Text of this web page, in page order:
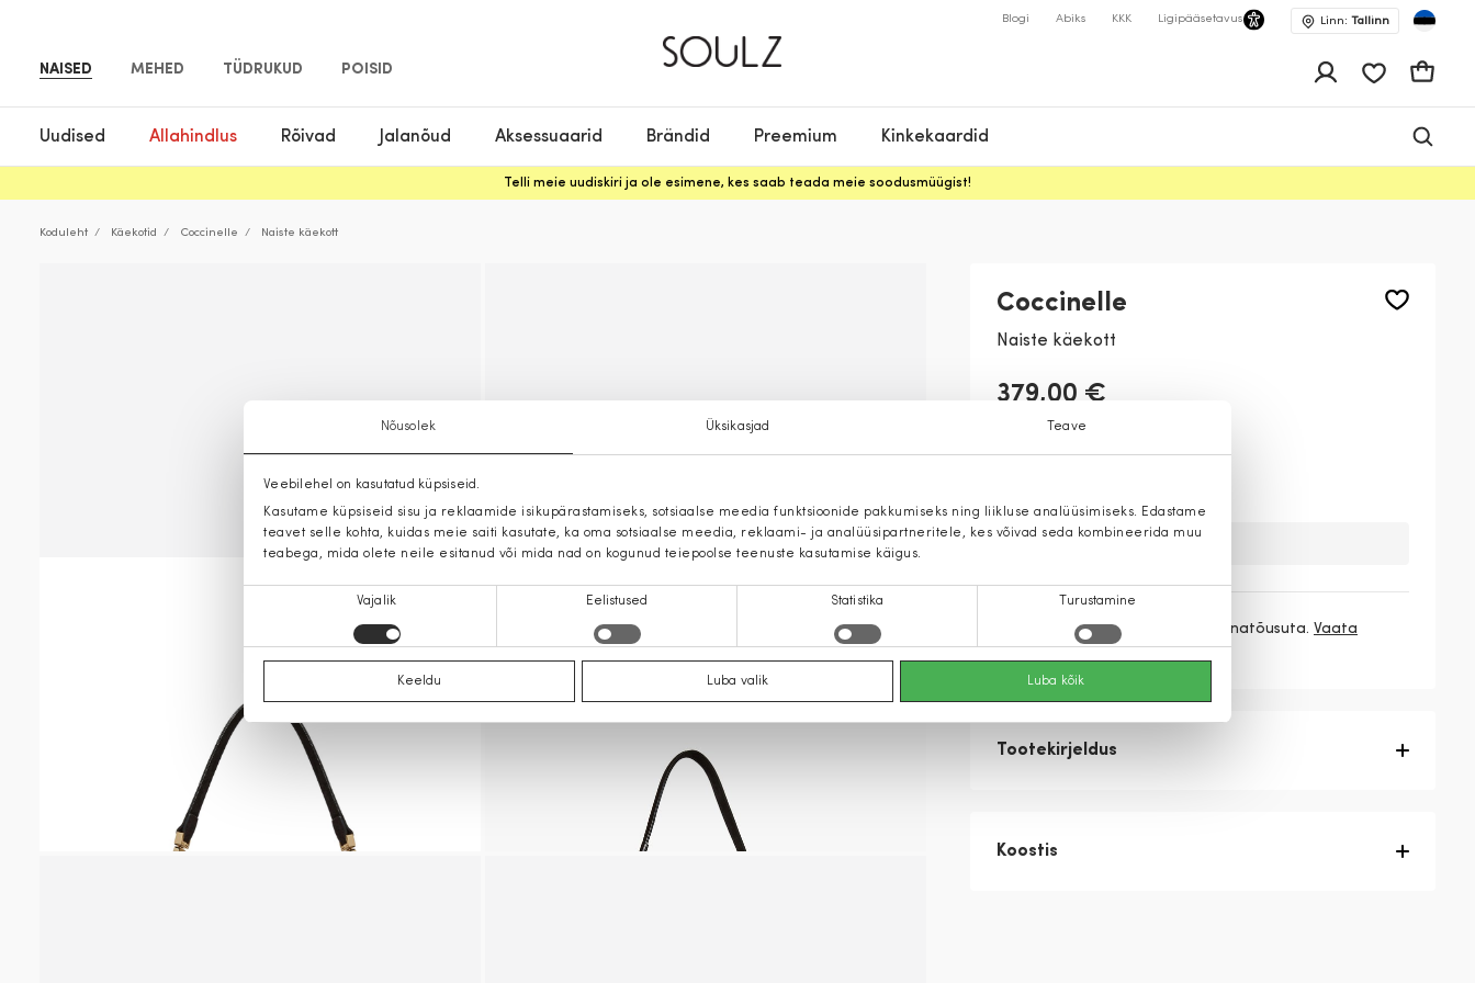
Nõusolek Üksikasjad Teave
Veebilehel on kasutatud küpsiseid.
Kasutame küpsiseid sisu ja reklaamide isikupärastamiseks, sotsiaalse meedia funktsioonide pakkumiseks ning liikluse analüüsimiseks. Edastame
teavet selle kohta, kuidas meie saiti kasutate, ka oma sotsiaalse meedia, reklaami- ja analüüsipartneritele, kes võivad seda kombineerida muu
teabega, mida olete neile esitanud või mida nad on kogunud teiepoolse teenuste kasutamise käigus.
Vajalik Eelistused Statistika Turustamine
Keeldu Luba valik Luba kõik
NAISED MEHED TÜDRUKUD POISID
Blogi Abiks KKK Ligipääsetavus Linn: Tallinn
Uudised Allahindlus Rõivad Jalanõud Aksessuaarid Brändid Preemium Kinkekaardid
Telli meie uudiskiri ja ole esimene, kes saab teada meie soodusmüügist!
Koduleht Käekotid Coccinelle Naiste käekott
Coccinelle
Naiste käekott
379,00 €
126,33 € / kuu ilma hinnatõusuta. Vaata
rohkem
Tootekirjeldus
Koostis